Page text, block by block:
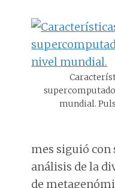
mundial.
mes siguió con
análisis de la
de